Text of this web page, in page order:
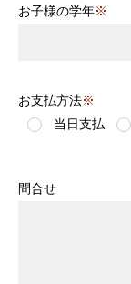
お子様の学年※
お支払方法※
当日支払
問合せ